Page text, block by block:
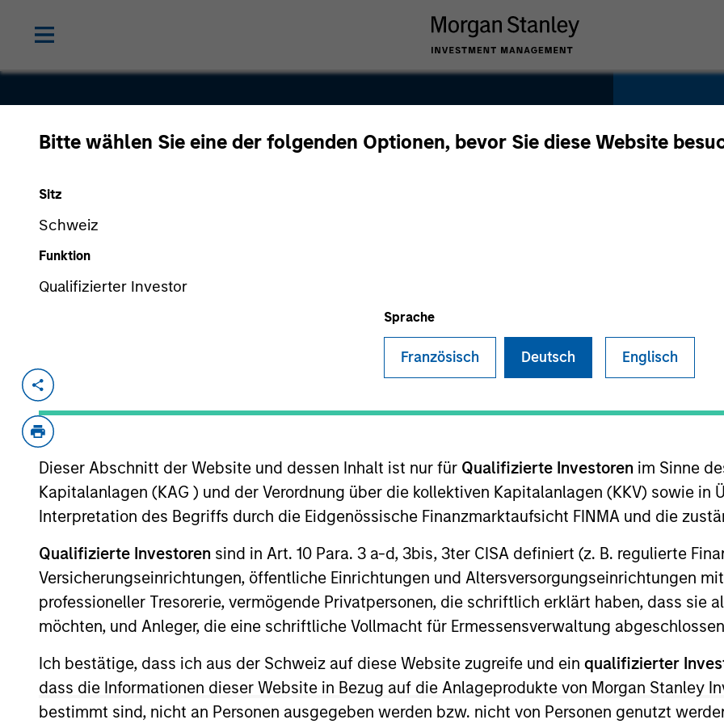
Bitte wählen Sie eine der folgenden Optionen, bevor Sie diese Website
Sitz
Schweiz
Funktion
Qualifizierter Investor
Sprache
Französisch Deutsch Englisch
Dieser Abschnitt der Website und dessen Inhalt ist nur für Qualifizierte Investoren im Sinne
Kapitalanlagen (KAG ) und der Verordnung über die kollektiven Kapitalanlagen (KKV) sowie
Interpretation des Begriffs durch die Eidgenössische Finanzmarktaufsicht FINMA und die
Qualifizierte Investoren sind in Art. 10 Para. 3 a-d, 3bis, 3ter CISA definiert (z. B. regulierte
Versicherungseinrichtungen, öffentliche Einrichtungen und Altersversorgungseinrichtungen
professioneller Tresorerie, vermögende Privatpersonen, die schriftlich erklärt haben, dass sie
möchten, und Anleger, die eine schriftliche Vollmacht für Ermessensverwaltung
Ich bestätige, dass ich aus der Schweiz auf diese Website zugreife und ein qualifizierter
dass die Informationen dieser Website in Bezug auf die Anlageprodukte von Morgan Stanley
bestimmt sind, nicht an Personen ausgegeben werden bzw. nicht von Personen genutzt
Nov 2000
First
Jan 2001
Provides high-speed DSL internet access for the telecom industry
As of July 25, 2025. The above is provided for informational and educational purposes only. There is no
above are the property of their respective owners. The information on this website has not been
such owners. By clicking on any links shown here, you agree that you are navigating to a third party
only as a convenience and the inclusion of any hyperlink is not and does not imply any endorsement,
monitoring by us of any information contained in any hyperlinked site. In no event shall we be
or your use of such site.
Morgan Stanley